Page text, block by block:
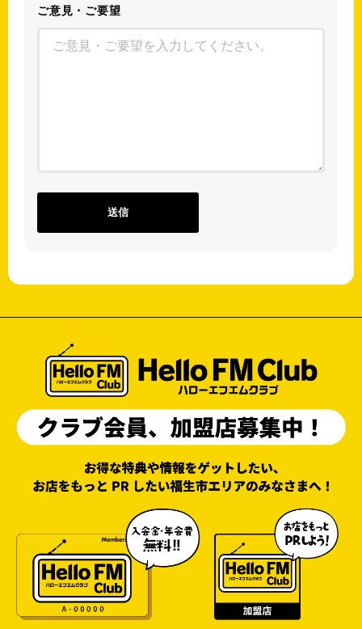
ご意見・ご要望
送信